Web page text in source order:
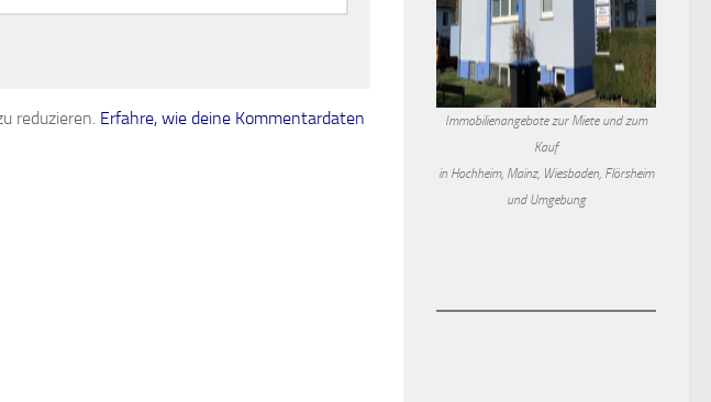
reduzieren. Erfahre, wie deine Kommentardaten
Immobilienangebote zur Miete und zum
Kauf
in Hochheim, Mainz, Wiesbaden, Flörsheim
und Umgebung